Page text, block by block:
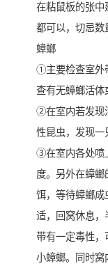
在粘鼠板的张中
都可以，切忌数
蟑螂
①主要检查室外
查有无蟑螂活体
②在室内若发现
性昆虫，发现一
③在室内各处喷
度。另外在蟑
饵，等待蟑螂成
适，回窝休息，
带有一定毒性，
小蟑螂。同时窝